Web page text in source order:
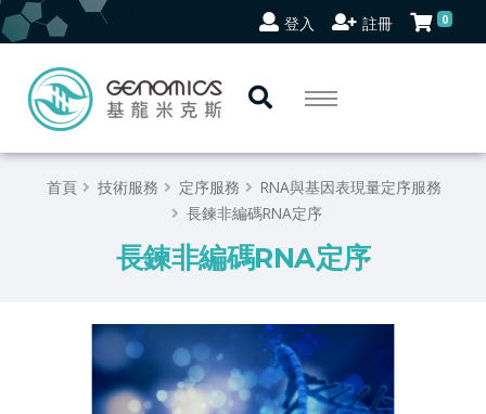
登入 註冊 0
首頁 技術服務 定序服務
RNA與基因表現量定序服務
長鍊非編碼RNA定序
長鍊非編碼RNA定序